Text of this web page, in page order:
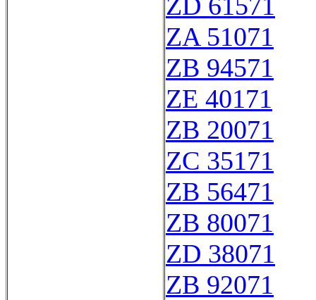
ZA 51071
ZB 94571
ZE 40171
ZB 20071
ZC 35171
ZB 56471
ZB 80071
ZD 38071
ZB 92071